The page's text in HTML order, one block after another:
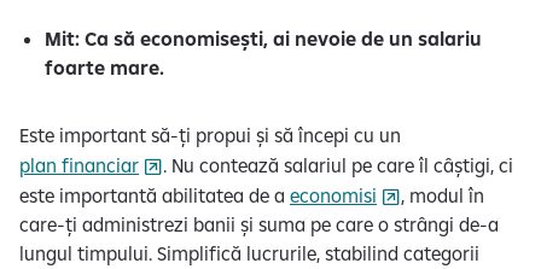
Mit: Ca să economisești, ai nevoie de un salariu
foarte mare.
Este important să-ți propui și să începi cu un
plan financiar
. Nu contează salariul pe care îl câștigi, ci
este importantă abilitatea de a economisi
, modul în
care-ți administrezi banii și suma pe care o strângi de-a
lungul timpului. Simplifică lucrurile, stabilind categorii